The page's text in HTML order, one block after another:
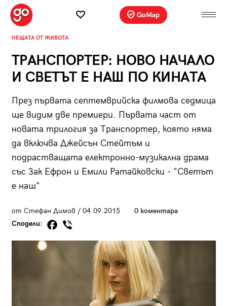
GoMap
НЕЩАТА ОТ ЖИВОТА
ТРАНСПОРТЕР: НОВО НАЧАЛО
И СВЕТЪТ Е НАШ ПО КИНАТА
През първата септемврийска филмова седмица
ще видим две премиери. Първата част от
новата трилогия за Транспортер, която няма
да включва Джейсън Стейтъм и
подрастващата електронно-музикална драма
със Зак Ефрон и Емили Ратайковски - "Светът
е наш"
от Стефан Димов / 04.09.2015
0 коментара
Сподели: